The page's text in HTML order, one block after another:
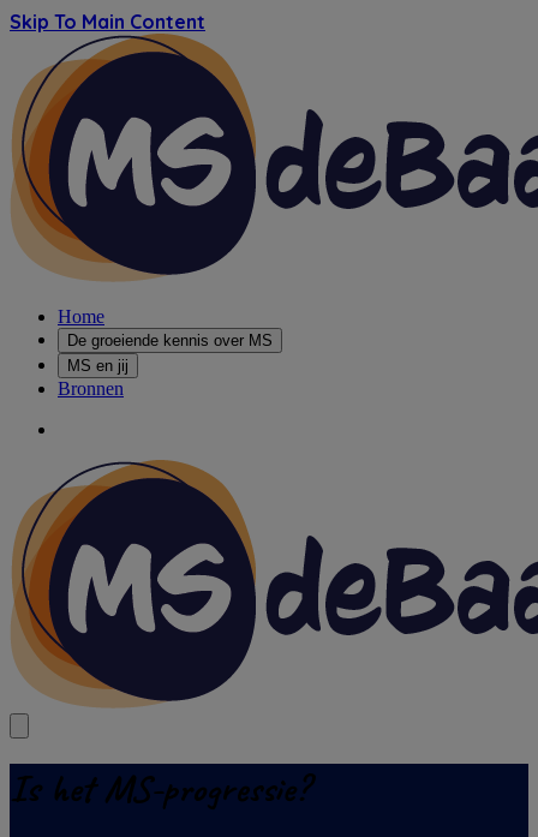
Skip To Main Content
Home
De groeiende kennis over MS
MS en jij
Bronnen
Is het MS-progressie?